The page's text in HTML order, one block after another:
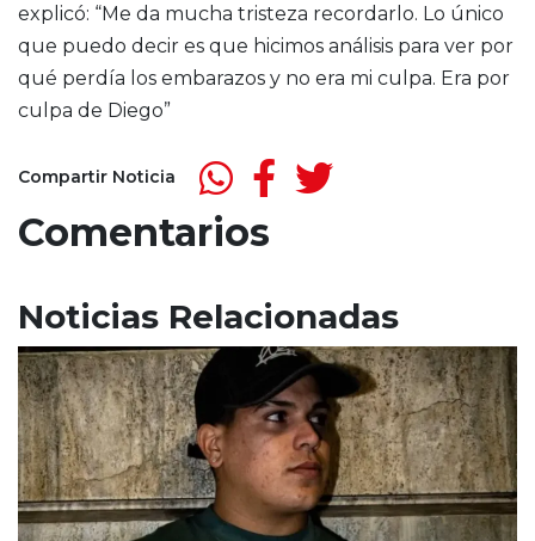
explicó: “Me da mucha tristeza recordarlo. Lo único
que puedo decir es que hicimos análisis para ver por
qué perdía los embarazos y no era mi culpa. Era por
culpa de Diego”
Compartir Noticia
Comentarios
Noticias Relacionadas